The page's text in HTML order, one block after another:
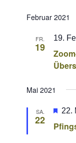
Februar 2021
FR.
19
19.
Mai 2021
SA.
22
22.